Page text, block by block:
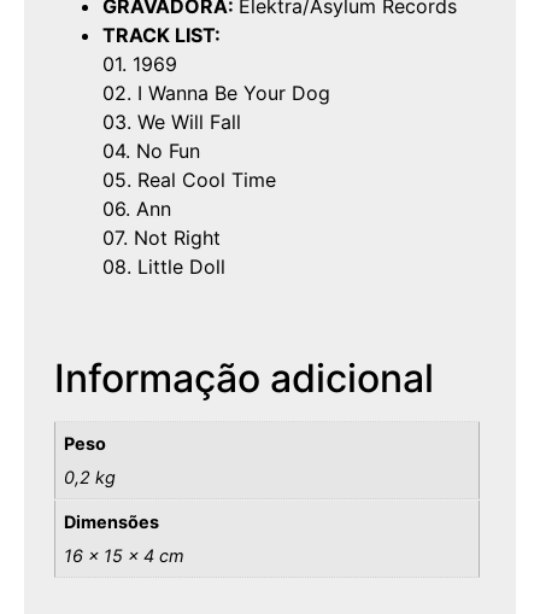
GRAVADORA: Elektra/Asylum Records
TRACK LIST:
01. 1969
02. I Wanna Be Your Dog
03. We Will Fall
04. No Fun
05. Real Cool Time
06. Ann
07. Not Right
08. Little Doll
Informação adicional
Peso
0,2 kg
Dimensões
16 × 15 × 4 cm